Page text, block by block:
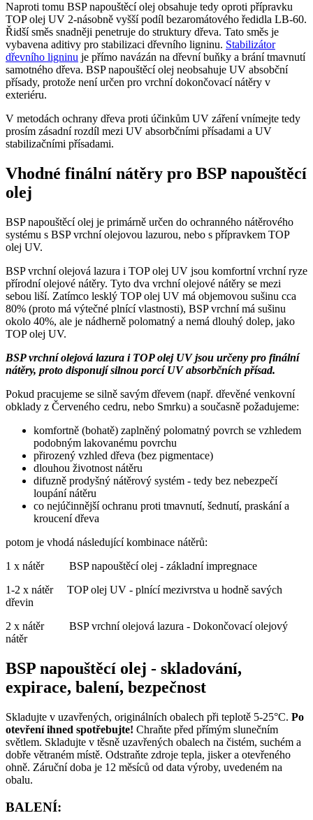
Naproti tomu BSP napouštěcí olej obsahuje tedy oproti přípravku
TOP olej UV 2-násobně vyšší podíl bezaromátového ředidla LB-60.
Řidší směs snadněji penetruje do struktury dřeva. Tato směs je
vybavena aditivy pro stabilizaci dřevního ligninu. Stabilizátor
dřevního ligninu je přímo navázán na dřevní buňky a brání tmavnutí
samotného dřeva. BSP napouštěcí olej neobsahuje UV absobční
přísady, protože není určen pro vrchní dokončovací nátěry v
exteriéru.
V metodách ochrany dřeva proti účinkům UV záření vnímejte tedy
prosím zásadní rozdíl mezi UV absorbčními přísadami a UV
stabilizačními přísadami.
Vhodné finální nátěry pro BSP napouštěcí
olej
BSP napouštěcí olej je primárně určen do ochranného nátěrového
systému s BSP vrchní olejovou lazurou, nebo s přípravkem TOP
olej UV.
BSP vrchní olejová lazura i TOP olej UV jsou komfortní vrchní ryze
přírodní olejové nátěry. Tyto dva vrchní olejové nátěry se mezi
sebou liší. Zatímco lesklý TOP olej UV má objemovou sušinu cca
80% (proto má výtečné plnící vlastnosti), BSP vrchní má sušinu
okolo 40%, ale je nádherně polomatný a nemá dlouhý dolep, jako
TOP olej UV.
BSP vrchní olejová lazura i TOP olej UV jsou určeny pro finální
nátěry, proto disponují silnou porcí UV absorbčních přísad.
Pokud pracujeme se silně savým dřevem (např. dřevěné venkovní
obklady z Červeného cedru, nebo Smrku) a současně požadujeme:
komfortně (bohatě) zaplněný polomatný povrch se vzhledem
podobným lakovanému povrchu
přirozený vzhled dřeva (bez pigmentace)
dlouhou životnost nátěru
difuzně prodyšný nátěrový systém - tedy bez nebezpečí
loupání nátěru
co nejúčinnější ochranu proti tmavnutí, šednutí, praskání a
kroucení dřeva
potom je vhodá následující kombinace nátěrů:
1 x nátěr BSP napouštěcí olej - základní impregnace
1-2 x nátěr TOP olej UV - plnící mezivrstva u hodně savých
dřevin
2 x nátěr BSP vrchní olejová lazura - Dokončovací olejový
nátěr
BSP napouštěcí olej - skladování,
expirace, balení, bezpečnost
Skladujte v uzavřených, originálních obalech při teplotě 5-25°C. Po
otevření ihned spotřebujte! Chraňte před přímým slunečním
světlem. Skladujte v těsně uzavřených obalech na čistém, suchém a
dobře větraném místě. Odstraňte zdroje tepla, jisker a otevřeného
ohně. Záruční doba je 12 měsíců od data výroby, uvedeném na
obalu.
BALENÍ: